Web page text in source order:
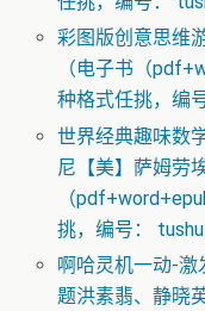
彩图版创意思维
（电子书（
种格式任挑，编
世界经典趣味数
尼【美】萨姆劳
（
挑，编号：
啊哈灵机一动-激
题洪素翡、静晓